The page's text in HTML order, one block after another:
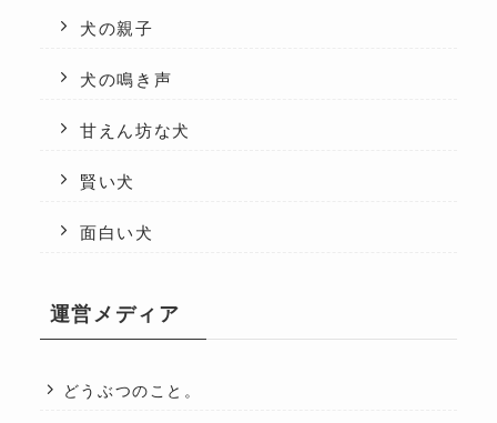
犬の親子
犬の鳴き声
甘えん坊な犬
賢い犬
面白い犬
運営メディア
どうぶつのこと。